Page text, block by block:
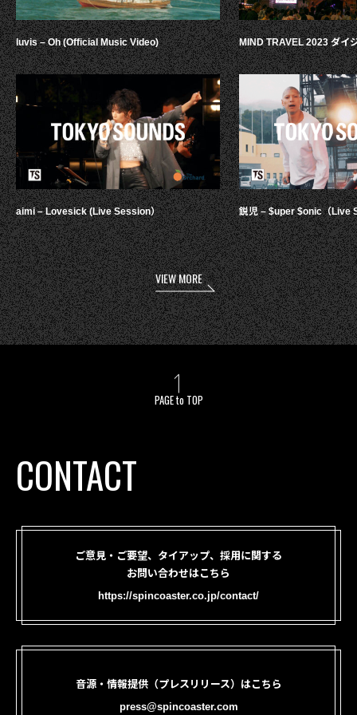
luvis – Oh (Official Music Video)
aimi – Lovesick (Live Session）
MIND TRAVEL 2023 ダイ
鋭児 – $uper $onic（Live
VIEW MORE
PAGE to TOP
CONTACT
ご意見・ご要望、タイアップ、採用に関する
お問い合わせはこちら
https://spincoaster.co.jp/contact/
音源・情報提供（プレスリリース）はこちら
press@spincoaster.com